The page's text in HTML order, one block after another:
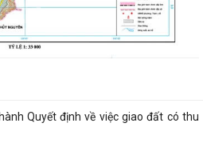
ỨNG THAM GIA CUỘC THI SÁNG
YÊN"
Quyết định về việc giao đất có thu